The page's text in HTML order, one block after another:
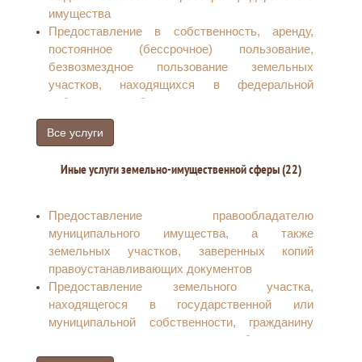
транспортному налогу, земельному налогу,
налогу на имущество физических лиц
Прием заявления физического лица о выдаче
налогового уведомления
Прием сообщения физического лица о наличии
объектов недвижимого имущества и (или)
объектами налогообложения по
соответствующим налогам, уплачиваемым
физическими лицами
имущества
Предоставление в собственность, аренду,
постоянное (бессрочное) пользование,
безвозмездное пользование земельных
участков, находящихся в федеральной
собственности, без проведения торгов
Все услуги
Иные услуги земельно-имущественной сферы (22)
Предоставление правообладателю
муниципального имущества, а также
земельных участков, заверенных копий
правоустанавливающих документов
Предоставление земельного участка,
находящегося в государственной или
муниципальной собственности, гражданину
или юридическому лицу в собственность
бесплатно.